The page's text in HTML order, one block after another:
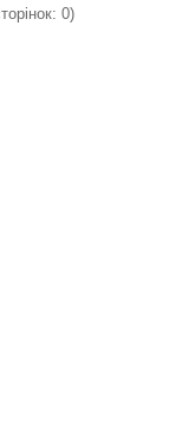
0)